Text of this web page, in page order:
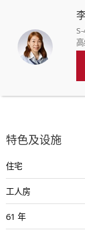
特色及设施
住宅
工人房
61 年